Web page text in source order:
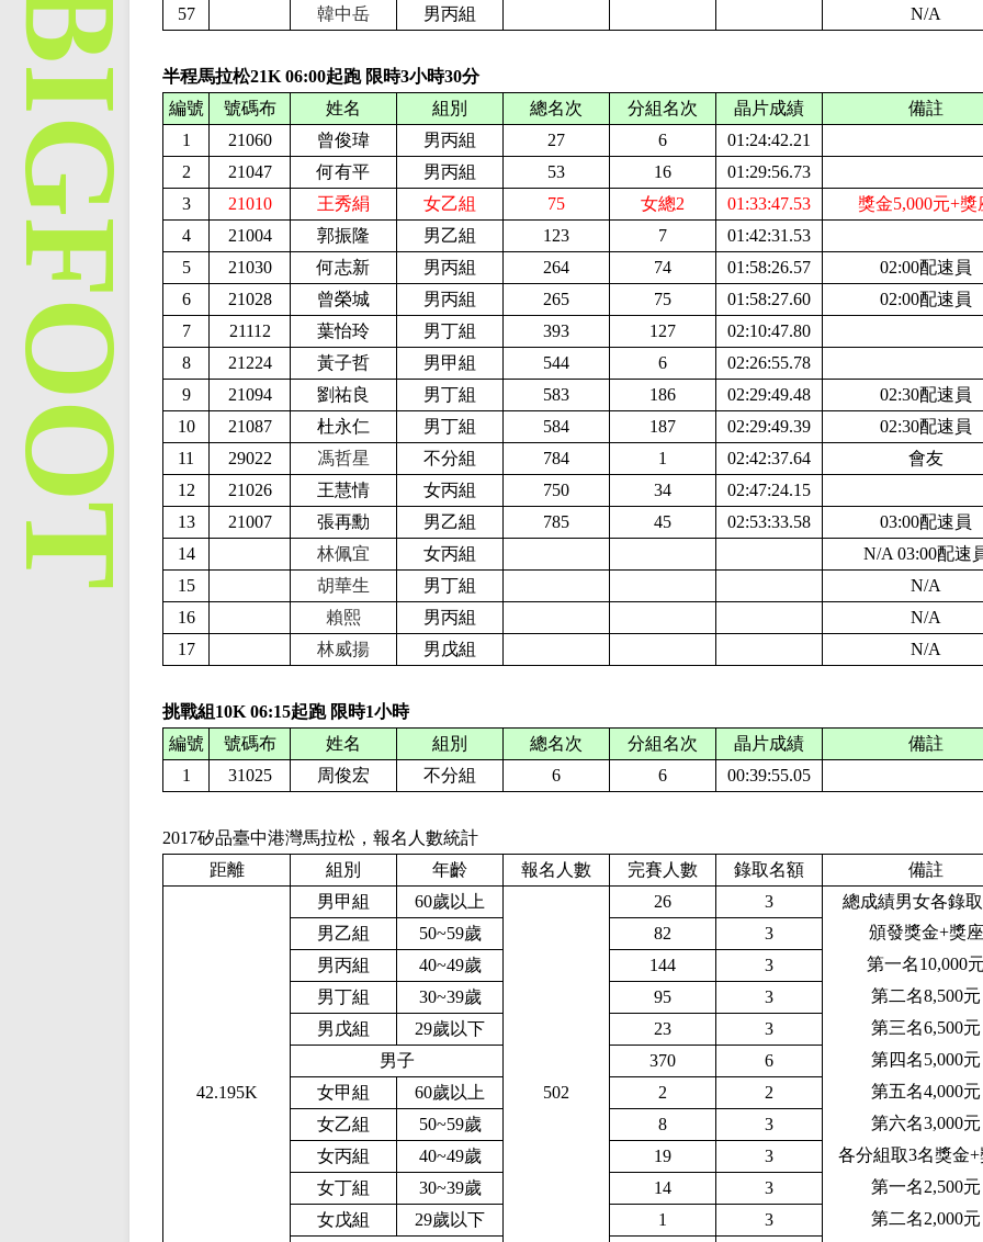
57
韓中岳 男丙組 N/A
半程馬拉松21K 06:00起跑 限時3小時30分
編號
號碼布 姓名 組別 總名次 分組名次 晶片成績
備註
1
21060 曾俊瑋 男丙組 27 6
01:24:42.21
2
21047 何有平 男丙組 53 16
01:29:56.73
3
21010 王秀絹 女乙組 75 女總2 01:33:47.53
獎金5,000元+獎
4
21004 郭振隆 男乙組 123 7
01:42:31.53
5
21030 何志新 男丙組 264 74 01:58:26.57 02:00配速員
6
21028 曾榮城 男丙組 265 75 01:58:27.60 02:00配速員
7
21112 葉怡玲 男丁組 393 127
02:10:47.80
8
21224 黃子哲 男甲組 544 6
02:26:55.78
9
21094 劉祐良 男丁組 583 186 02:29:49.48 02:30配速員
10
21087 杜永仁 男丁組 584 187 02:29:49.39 02:30配速員
11
29022 馮哲星 不分組 784 1 02:42:37.64
會友
12
21026 王慧情 女丙組 750 34
02:47:24.15
13
21007 張再勳 男乙組 785 45 02:53:33.58 03:00配速員
14
林佩宜 女丙組 N/A 03:00配速
15
胡華生 男丁組
N/A
16
賴熙 男丙組
N/A
17
林威揚 男戊組 N/A
挑戰組10K 06:15起跑 限時1小時
編號
號碼布 姓名 組別 總名次 分組名次 晶片成績
備註
1
31025 周俊宏 不分組 6 6 00:39:55.05
2017矽品臺中港灣馬拉松，報名人數統計
距離
組別 年齡 報名人數 完賽人數 錄取名額 備註
42.195K
男甲組 60歲以上
502
26 3
總成績男女各錄
男乙組
50~59歲 82 3
頒發獎金+獎座
男丙組
40~49歲 144 3 第一名10,000
男丁組
30~39歲 95 3 第二名8,500元
男戊組
29歲以下 23 3 第三名6,500元
男子
370 6 第四名5,000元
女甲組
60歲以上 2 2 第五名4,000元
女乙組
50~59歲 8 3 第六名3,000元
女丙組
40~49歲 19 3 各分組取3名獎金+
女丁組
30~39歲 14 3 第一名2,500元
女戊組
29歲以下 1 3 第二名2,000元